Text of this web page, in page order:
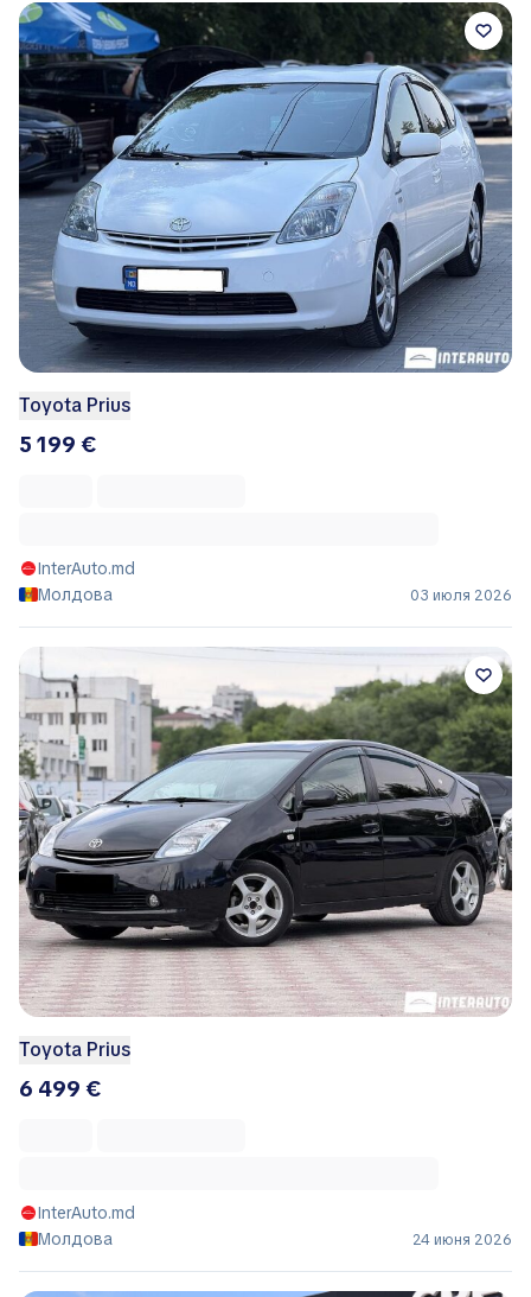
Toyota Prius
5 199 €
InterAuto.md
Молдова
03 июля 2026
Toyota Prius
6 499 €
InterAuto.md
Молдова
24 июня 2026